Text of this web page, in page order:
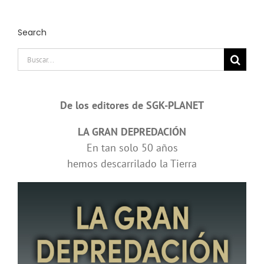
Search
Buscar:
De los editores de SGK-PLANET
LA GRAN DEPREDACIÓN
En tan solo 50 años
hemos descarrilado la Tierra